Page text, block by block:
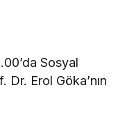
Sosyal
Erol Göka’nın